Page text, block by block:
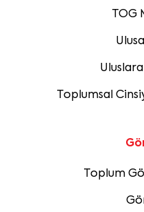
Toplumsal
Toplum